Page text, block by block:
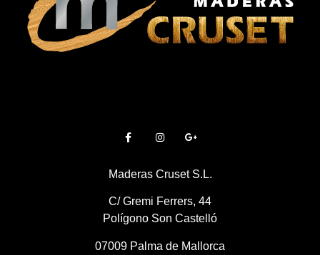
Maderas Cruset S.L.
C/ Gremi Ferrers, 44
Polígono Son Castelló
07009 Palma de Mallorca